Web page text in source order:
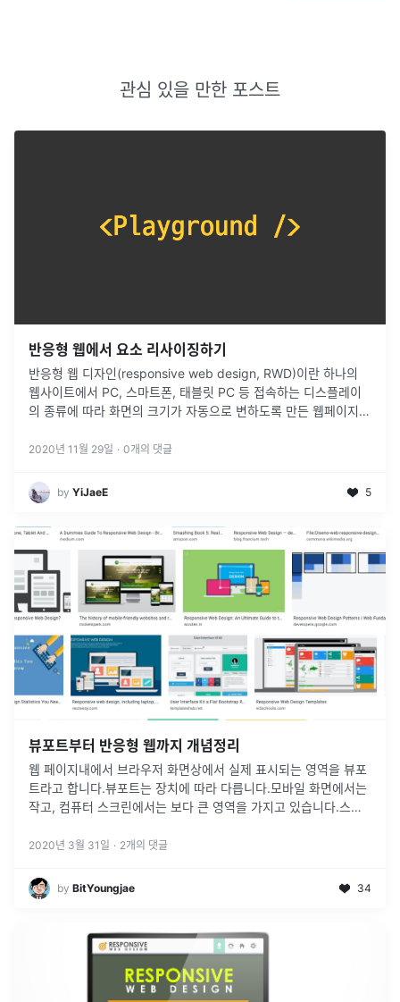
관심 있을 만한 포스트
반응형 웹에서 요소 리사이징하기
반응형 웹 디자인(responsive web design, RWD)이란 하나의
웹사이트에서 PC, 스마트폰, 태블릿 PC 등 접속하는 디스플레이
의 종류에 따라 화면의 크기가 자동으로 변하도록 만든 웹페이지
2020년 11월 29일 · 0개의 댓글
by YiJaeE 5
뷰포트부터 반응형 웹까지 개념정리
웹 페이지내에서 브라우저 화면상에서 실제 표시되는 영역을 뷰포
트라고 합니다.뷰포트는 장치에 따라 다릅니다.모바일 화면에서는
작고, 컴퓨터 스크린에서는 보다 큰 영역을 가지고 있습니다.스마
스크린에만 맞춰서 디...
2020년 3월 31일 · 2개의 댓글
by BitYoungjae 34